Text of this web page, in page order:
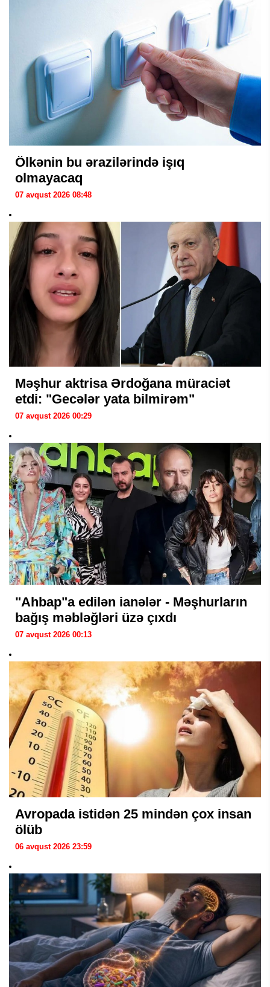
Ölkənin bu ərazilərində işıq
olmayacaq
07 avqust 2026 08:48
Məşhur aktrisa Ərdoğana müraciət
etdi: "Gecələr yata bilmirəm"
07 avqust 2026 00:29
"Ahbap"a edilən ianələr - Məşhurların
bağış məbləğləri üzə çıxdı
07 avqust 2026 00:13
Avropada istidən 25 mindən çox insan
ölüb
06 avqust 2026 23:59